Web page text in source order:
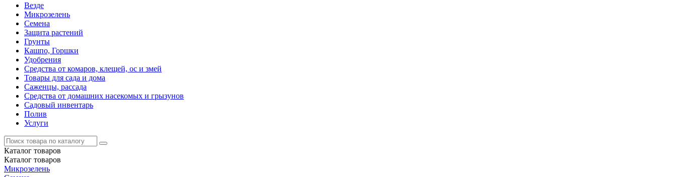
Везде
Микрозелень
Семена
Защита растений
Грунты
Кашпо, Горшки
Удобрения
Средства от комаров, клещей, ос и змей
Товары для сада и дома
Саженцы, рассада
Средства от домашних насекомых и грызунов
Садовый инвентарь
Полив
Услуги
Каталог товаров
Каталог товаров
Микрозелень